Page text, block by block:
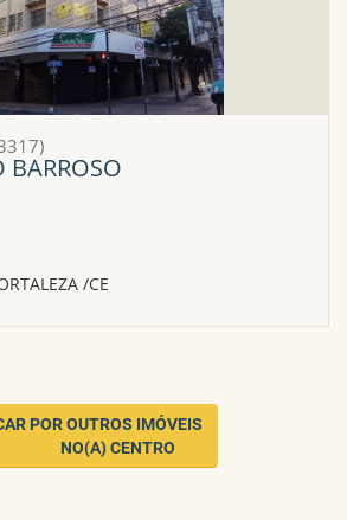
BARROSO
/CE
POR OUTROS IMÓVEIS
                    NO(A) CENTRO